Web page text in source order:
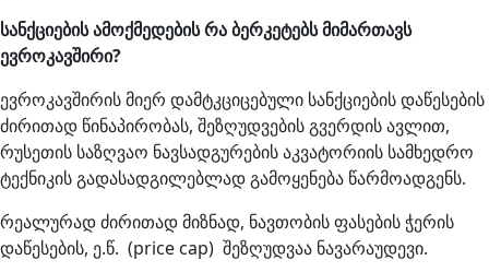
სანქციების ამოქმედების რა ბერკეტებს მიმართავს
ევროკავშირი?
ევროკავშირის მიერ დამტკციცებული სანქციების დაწესების
ძირითად წინაპირობას, შეზღუდვების გვერდის ავლით,
რუსეთის საზღვაო ნავსადგურების აკვატორიის სამხედრო
ტექნიკის გადასადგილებლად გამოყენება წარმოადგენს.
რეალურად ძირითად მიზნად, ნავთობის ფასების ჭერის
დაწესების, ე.წ. (price cap) შეზღუდვაა ნავარაუდევი.